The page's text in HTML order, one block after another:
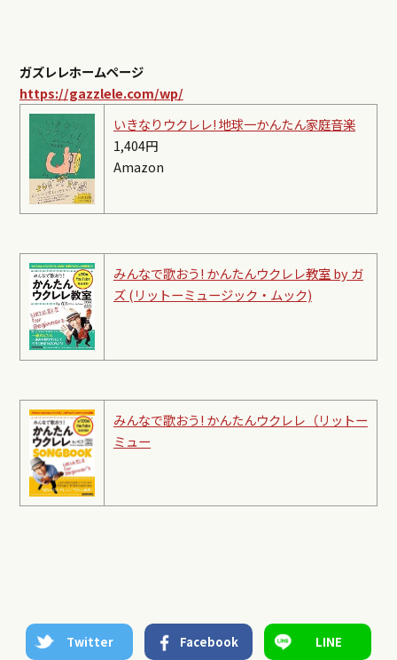
ガズレレホームページ
https://gazzlele.com/wp/
いきなりウクレレ! 地球一かんたん家庭音楽
1,404円
Amazon
みんなで歌おう! かんたんウクレレ教室 by ガ
ズ (リットーミュージック・ムック)
みんなで歌おう! かんたんウクレレ（リットー
ミュー
Twitter Facebook LINE